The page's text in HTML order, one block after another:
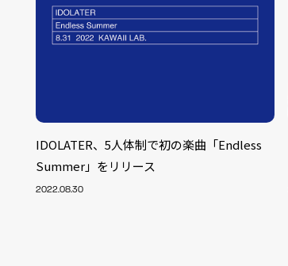
IDOLATER、5人体制で初の楽曲「Endless
Summer」をリリース
2022.08.30